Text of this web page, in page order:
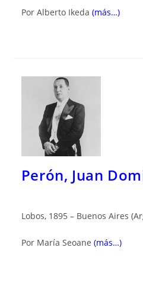
Por Alberto Ikeda (más…)
Perón, Juan
Lobos, 1895 – Buenos Aires
Por María Seoane (más…)